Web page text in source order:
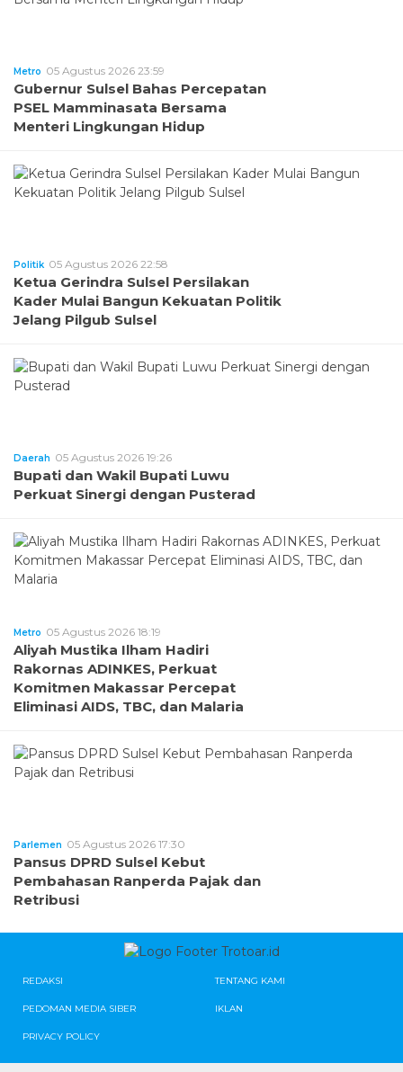
Metro 05 Agustus 2026 23:59
Gubernur Sulsel Bahas Percepatan
PSEL Mamminasata Bersama
Menteri Lingkungan Hidup
Politik 05 Agustus 2026 22:58
Ketua Gerindra Sulsel Persilakan
Kader Mulai Bangun Kekuatan Politik
Jelang Pilgub Sulsel
Daerah 05 Agustus 2026 19:26
Bupati dan Wakil Bupati Luwu
Perkuat Sinergi dengan Pusterad
Metro 05 Agustus 2026 18:19
Aliyah Mustika Ilham Hadiri
Rakornas ADINKES, Perkuat
Komitmen Makassar Percepat
Eliminasi AIDS, TBC, dan Malaria
Parlemen 05 Agustus 2026 17:30
Pansus DPRD Sulsel Kebut
Pembahasan Ranperda Pajak dan
Retribusi
REDAKSI TENTANG KAMI
PEDOMAN MEDIA SIBER IKLAN
PRIVACY POLICY